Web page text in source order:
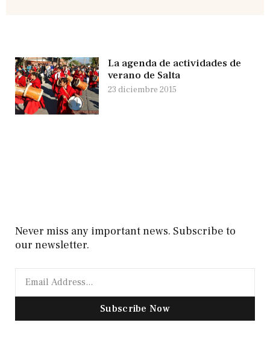
La agenda de actividades de
verano de Salta
23 diciembre 2015
Never miss any important news. Subscribe to
our newsletter.
Subscribe Now